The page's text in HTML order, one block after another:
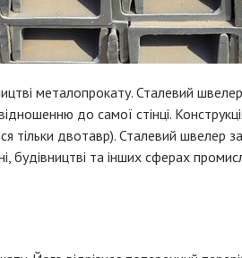
металопрокату. Сталевий
до самої стінці.
двотавр). Сталевий швелер
будівництві та інших сферах